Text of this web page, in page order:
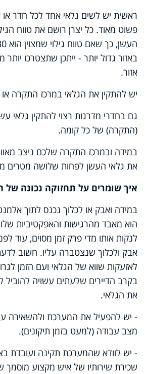
ראשית יש לשים גלאי אחד לכל חדר או
פשוט מאוד. כל יצרן רושם את טווח
באזור גדול יותר - ייתכן שתצטרכו יותר
אזור.
יש להתקין את הגלאי במרכז התקרה או
גם בחדרי מדרגות רצוי להתקין גלאי
(התקרה) של כל קומה.
במידה ובמרכז התקרה שלכם ניצב
את גלאי העשן לפחות שלושה מטרים
איך שומרים על תחזוקה נכונה של
במידה ואבק או לכלוך נכנס לתוך
הוא מאבד מהרגישות והאפקטיביות
לנקות אותו מדי פרק זמן מסוים, עוד
אבק ולכלוך שנצטברה עליו. חשוב
לאזעקות שווא של הגלאי ועם הזמן
בקרב הדיירים שלעתים עשויה
את הגלאי.
- יש להפעיל את המערכת ולהשאירה על
מצב עבודה (למעט בזמן תיקונים).
- יש לוודא שהמערכת תקינה ועובדת
שכירת שירותיו של איש מקצוע מוסמך